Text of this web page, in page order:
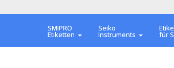
SMIPRO
Etiketten
Seiko
Instruments für